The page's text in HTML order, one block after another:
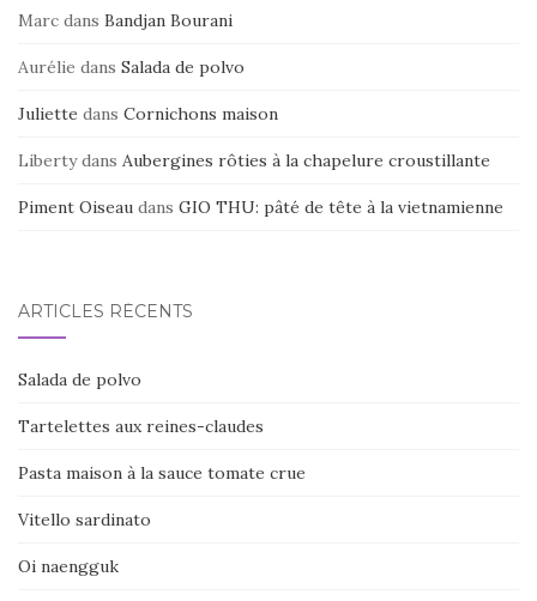
Marc dans Bandjan Bourani
Aurélie dans Salada de polvo
Juliette dans Cornichons maison
Libertydans Aubergines rôties à la chapelure croustillante
Piment Oiseau dans GIO THU: pâté de tête à la vietnamienne
ARTICLES RÉCENTS
Salada de polvo
Tartelettes aux reines-claudes
Pasta maison à la sauce tomate crue
Vitello sardinato
Oi naengguk